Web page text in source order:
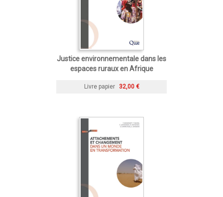
Justice environnementale dans les
espaces ruraux en Afrique
Livre papier 32,00 €